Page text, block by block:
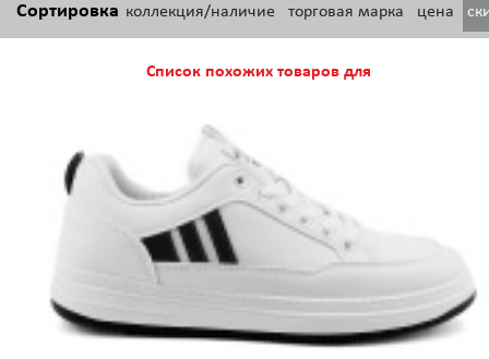
Сортировка коллекция/наличие торговая марка цена
Список похожих товаров для